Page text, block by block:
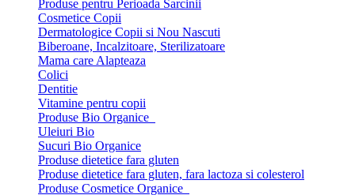
Produse pentru Perioada Sarcinii
Cosmetice Copii
Dermatologice Copii si Nou Nascuti
Biberoane, Incalzitoare, Sterilizatoare
Mama care Alapteaza
Colici
Dentitie
Vitamine pentru copii
Produse Bio Organice
Uleiuri Bio
Sucuri Bio Organice
Produse dietetice fara gluten
Produse dietetice fara gluten, fara lactoza si colesterol
Produse Cosmetice Organice